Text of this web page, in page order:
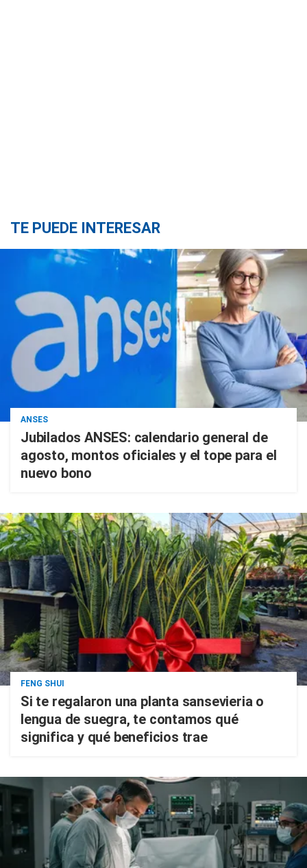
TE PUEDE INTERESAR
ANSES
Jubilados ANSES: calendario general de
agosto, montos oficiales y el tope para el
nuevo bono
FENG SHUI
Si te regalaron una planta sansevieria o
lengua de suegra, te contamos qué
significa y qué beneficios trae